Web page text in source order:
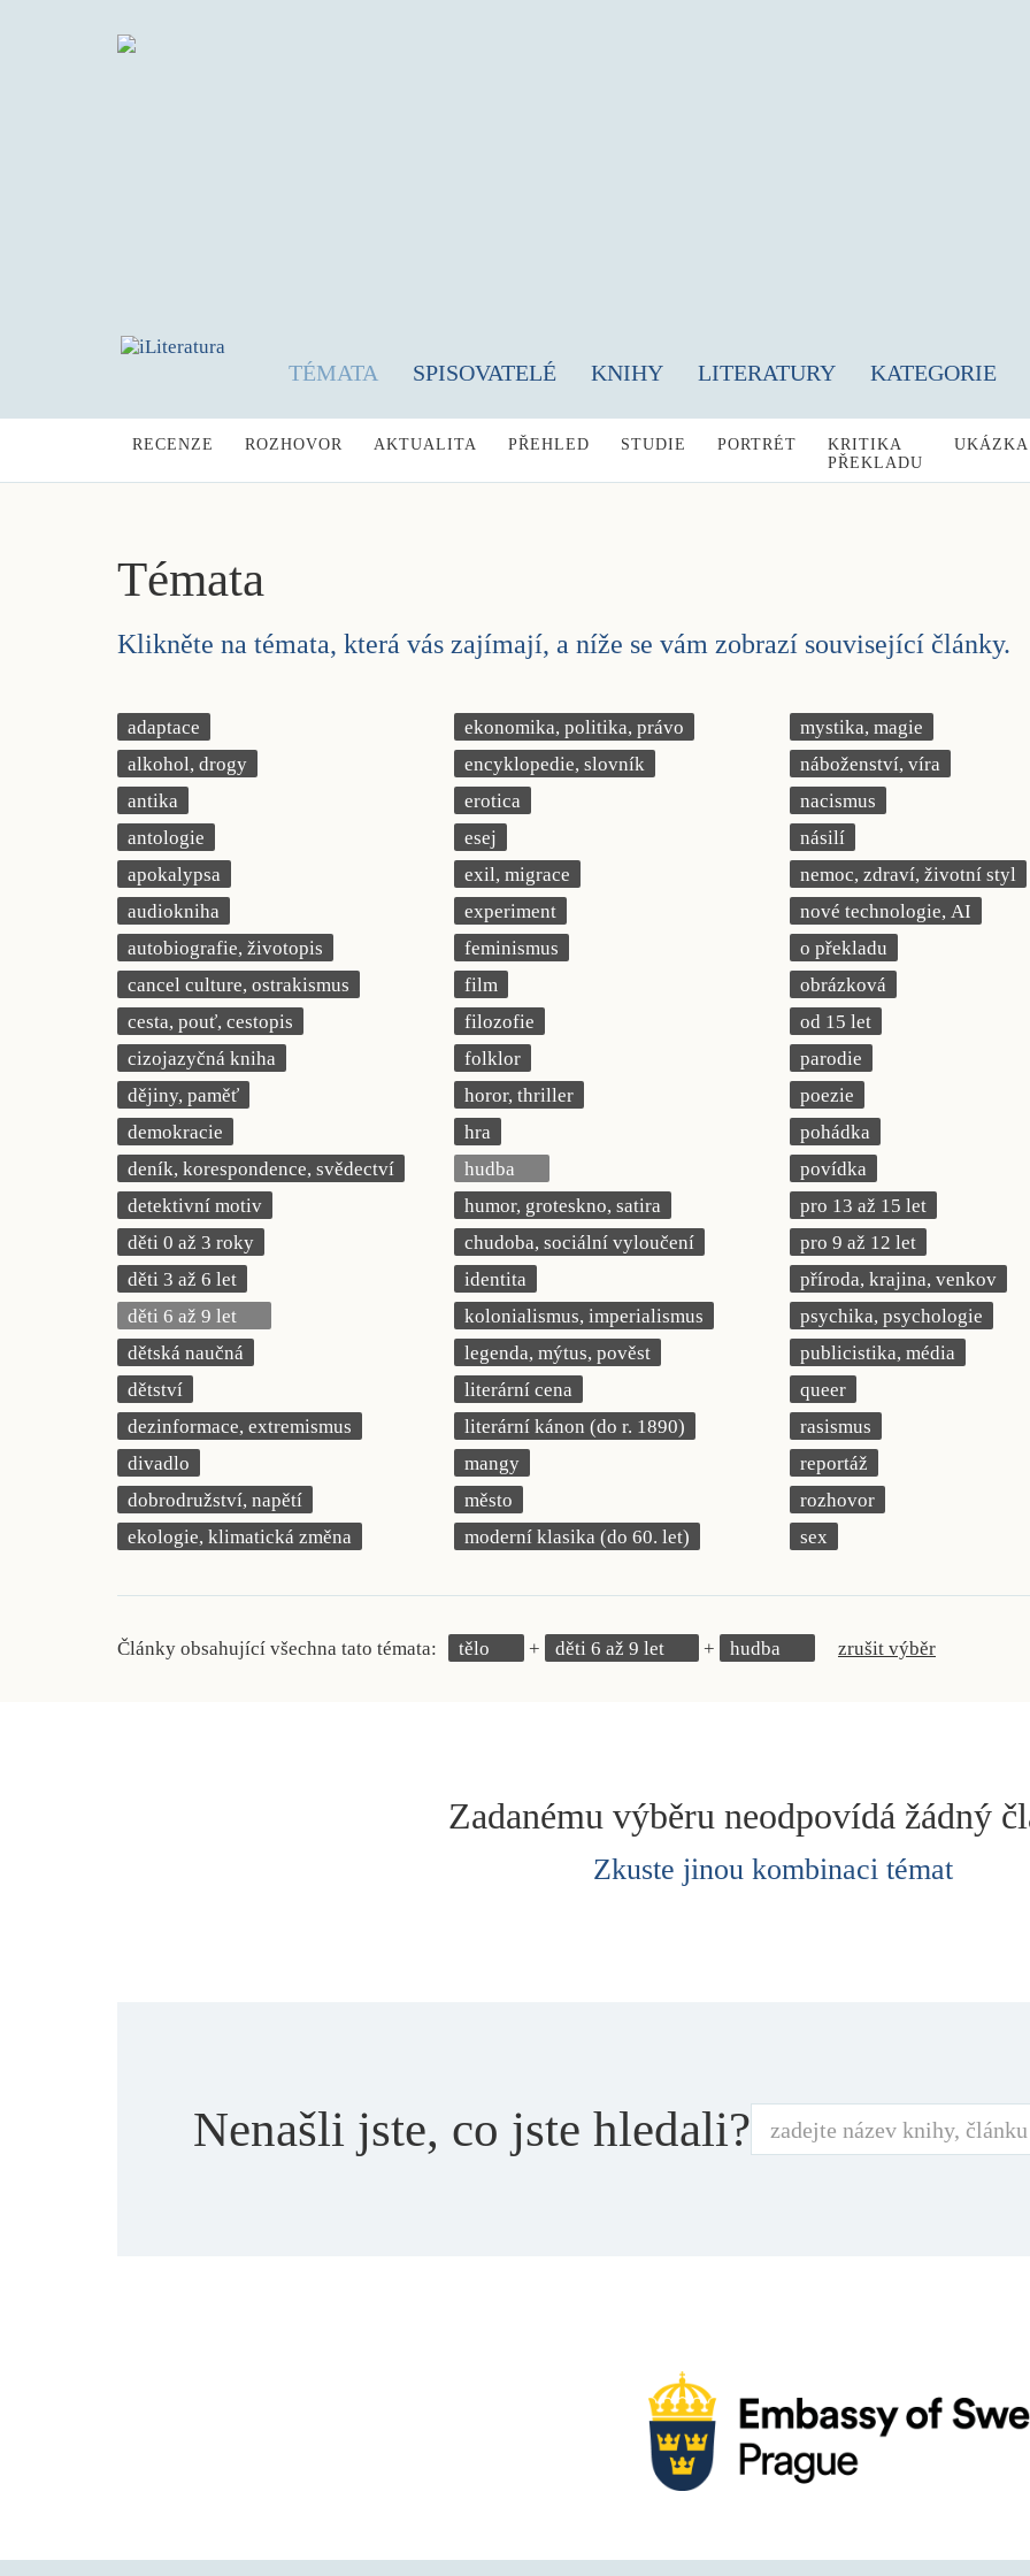
TÉMATA SPISOVATELÉ KNIHY LITERATURY KATEGORIE
RECENZE ROZHOVOR AKTUALITA PŘEHLED STUDIE PORTRÉT
KRITIKA
PŘEKLADU
UKÁZKA
Témata
Klikněte na témata, která vás zajímají, a níže se vám zobrazí související články.
adaptace
alkohol, drogy
antika
antologie
apokalypsa
audiokniha
autobiografie, životopis
cancel culture, ostrakismus
cesta, pouť, cestopis
cizojazyčná kniha
dějiny, paměť
demokracie
deník, korespondence, svědectví
detektivní motiv
děti 0 až 3 roky
děti 3 až 6 let
děti 6 až 9 let
dětská naučná
dětství
dezinformace, extremismus
divadlo
dobrodružství, napětí
ekologie, klimatická změna
ekonomika, politika, právo
encyklopedie, slovník
erotica
esej
exil, migrace
experiment
feminismus
film
filozofie
folklor
horor, thriller
hra
hudba
humor, groteskno, satira
chudoba, sociální vyloučení
identita
kolonialismus, imperialismus
legenda, mýtus, pověst
literární cena
literární kánon (do r. 1890)
mangy
město
moderní klasika (do 60. let)
mystika, magie
náboženství, víra
nacismus
násilí
nemoc, zdraví, životní styl
nové technologie, AI
o překladu
obrázková
od 15 let
parodie
poezie
pohádka
povídka
pro 13 až 15 let
pro 9 až 12 let
příroda, krajina, venkov
psychika, psychologie
publicistika, média
queer
rasismus
reportáž
rozhovor
sex
Články obsahující všechna tato témata: tělo děti 6 až 9 let hudba zrušit výběr
Zadanému výběru neodpovídá žádný
Zkuste jinou kombinaci témat
Nenašli jste, co jste hledali?